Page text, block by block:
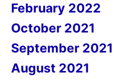
February 2022
October 2021
September 2021
August 2021